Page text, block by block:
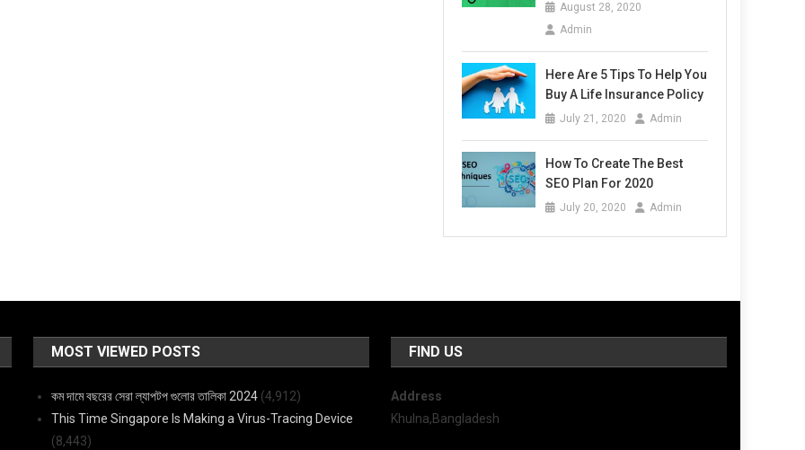
August 28, 2020
Admin
Here Are 5 Tips To Help You
Buy A Life Insurance Policy
July 21, 2020 Admin
How To Create The Best
SEO Plan For 2020
July 20, 2020 Admin
MOST VIEWED POSTS
কম দামে বছরের সেরা ল্যাপটপ গুলোর তালিকা 2024 (4,912)
This Time Singapore Is Making a Virus-Tracing Device
(8,443)
FIND US
Address
Khulna,Bangladesh